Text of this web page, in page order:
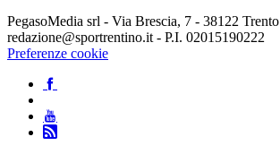
PegasoMedia srl - Via Brescia, 7 - 38122 Trento
redazione@sportrentino.it - P.I. 02015190222
Preferenze cookie